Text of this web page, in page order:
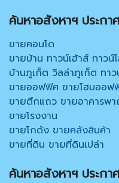
ค้นหาอสังหาฯ ประกา
ขายคอนโด
ขายบ้าน ทาวน์เฮ้าส์ ทาวน์
บ้านภูเก็ต วิลล่าภูเก็ต ทาว
ขายออฟฟิศ ขายโฮมออฟ
ขายตึกแถว ขายอาคารพ
ขายโรงงาน
ขายโกดัง ขายคลังสินค้า
ขายที่ดิน ขายที่ดินเปล่า
ค้นหาอสังหาฯ ประกา